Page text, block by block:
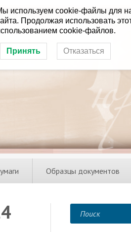
Образцы документов
используем cookie-файлы для
Продолжая использовать
cookie-файлов.
Принять Отказаться